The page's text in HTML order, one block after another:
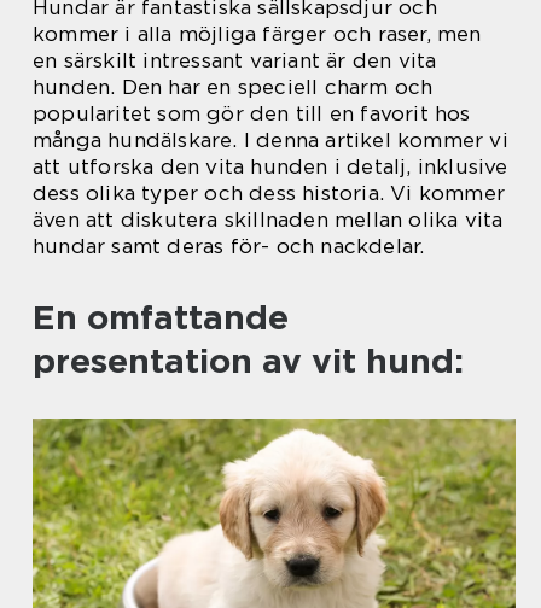
Hundar är fantastiska sällskapsdjur och
kommer i alla möjliga färger och raser, men
en särskilt intressant variant är den vita
hunden. Den har en speciell charm och
popularitet som gör den till en favorit hos
många hundälskare. I denna artikel kommer vi
att utforska den vita hunden i detalj, inklusive
dess olika typer och dess historia. Vi kommer
även att diskutera skillnaden mellan olika vita
hundar samt deras för- och nackdelar.
En omfattande
presentation av vit hund: